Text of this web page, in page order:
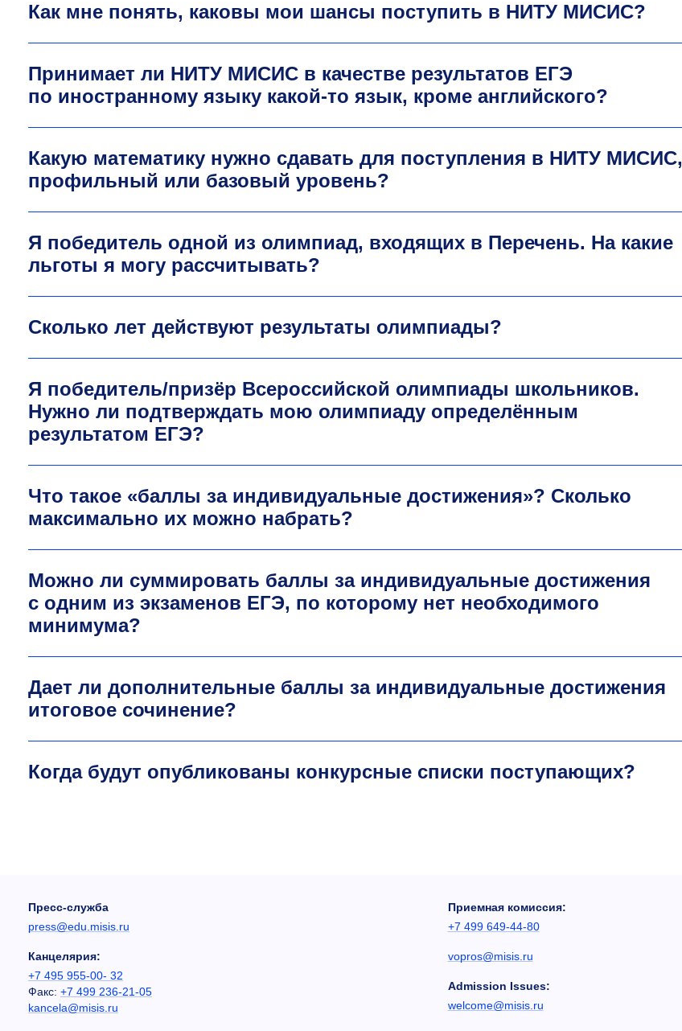
Как мне понять, каковы мои шансы поступить в НИТУ МИСИС?
Принимает ли НИТУ МИСИС в качестве результатов ЕГЭ
по иностранному языку какой-то язык, кроме английского?
Какую математику нужно сдавать для поступления в НИТУ МИСИС,
профильный или базовый уровень?
Я победитель одной из олимпиад, входящих в Перечень. На какие
льготы я могу рассчитывать?
Сколько лет действуют результаты олимпиады?
Я победитель/призёр Всероссийской олимпиады школьников.
Нужно ли подтверждать мою олимпиаду определённым
результатом ЕГЭ?
Что такое «баллы за индивидуальные достижения»? Сколько
максимально их можно набрать?
Можно ли суммировать баллы за индивидуальные достижения
с одним из экзаменов ЕГЭ, по которому нет необходимого
минимума?
Дает ли дополнительные баллы за индивидуальные достижения
итоговое сочинение?
Когда будут опубликованы конкурсные списки поступающих?
Пресс-служба
press@edu.misis.ru
Канцелярия:
+7 495 955-00- 32
Факс: +7 499 236-21-05
kancela@misis.ru
Приемная комиссия:
+7 499 649-44-80
vopros@misis.ru
Admission Issues:
welcome@misis.ru